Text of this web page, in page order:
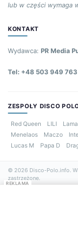
lub w części wymaga
KONTAKT
Wydawca: PR Media
Tel: +48 503 949 763
ZESPOŁY DISCO
Red Queen LILI
Menelaos
Maczo
Lucas M
Papa D
© 2026 Disco-Polo.info.
zastrzeżone.
REKLAMA